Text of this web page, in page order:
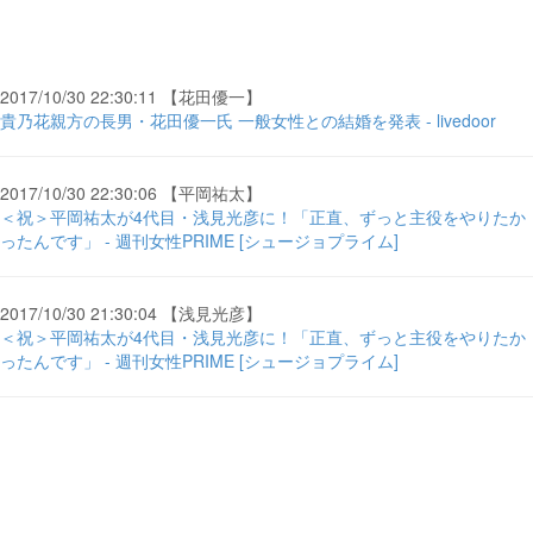
2017/10/30 22:30:11 【花田優一】
貴乃花親方の長男・花田優一氏 一般女性との結婚を発表 - livedoor
2017/10/30 22:30:06 【平岡祐太】
＜祝＞平岡祐太が4代目・浅見光彦に！「正直、ずっと主役をやりたか
ったんです」 - 週刊女性PRIME [シュージョプライム]
2017/10/30 21:30:04 【浅見光彦】
＜祝＞平岡祐太が4代目・浅見光彦に！「正直、ずっと主役をやりたか
ったんです」 - 週刊女性PRIME [シュージョプライム]